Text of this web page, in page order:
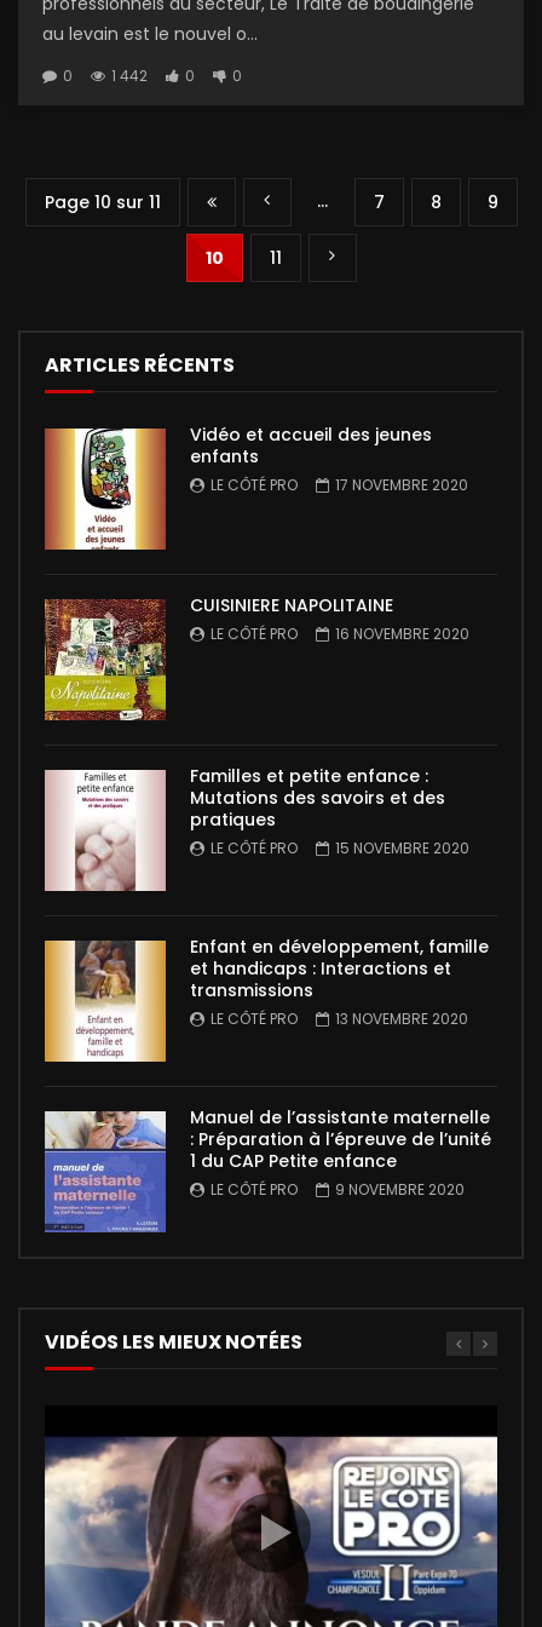
au levain est le nouvel o...
0 1 442 0 0
Page 10 sur 11 … 7 8 9
10 11
ARTICLES RÉCENTS
Vidéo et accueil des jeunes
enfants
LE CÔTÉ PRO 17 NOVEMBRE 2020
CUISINIERE NAPOLITAINE
LE CÔTÉ PRO 16 NOVEMBRE 2020
Familles et petite enfance :
Mutations des savoirs et des
pratiques
LE CÔTÉ PRO 15 NOVEMBRE 2020
Enfant en développement, famille
et handicaps : Interactions et
transmissions
LE CÔTÉ PRO 13 NOVEMBRE 2020
Manuel de l’assistante maternelle
: Préparation à l’épreuve de l’unité
1 du CAP Petite enfance
LE CÔTÉ PRO 9 NOVEMBRE 2020
VIDÉOS LES MIEUX NOTÉES